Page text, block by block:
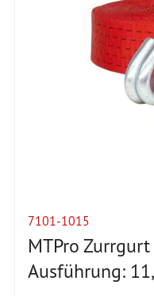
7101-1015
MTPro
Ausführung: